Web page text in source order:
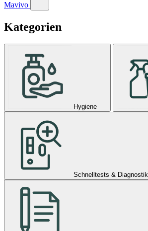
Mavivo
Kategorien
Hygiene
Schnelltests & Diagnostik